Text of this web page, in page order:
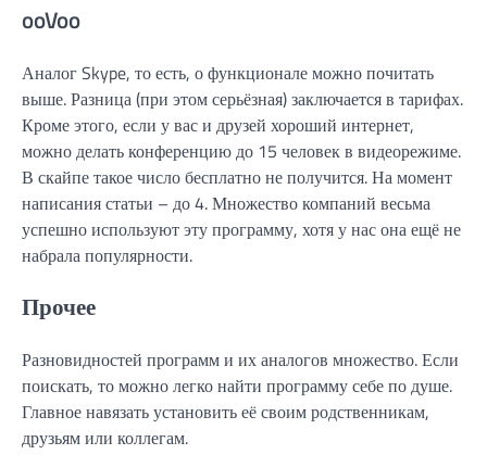
ooVoo
Аналог Skype, то есть, о функционале можно почитать
выше. Разница (при этом серьёзная) заключается в тарифах.
Кроме этого, если у вас и друзей хороший интернет,
можно делать конференцию до 15 человек в видеорежиме.
В скайпе такое число бесплатно не получится. На момент
написания статьи – до 4. Множество компаний весьма
успешно используют эту программу, хотя у нас она ещё не
набрала популярности.
Прочее
Разновидностей программ и их аналогов множество. Если
поискать, то можно легко найти программу себе по душе.
Главное навязать установить её своим родственникам,
друзьям или коллегам.